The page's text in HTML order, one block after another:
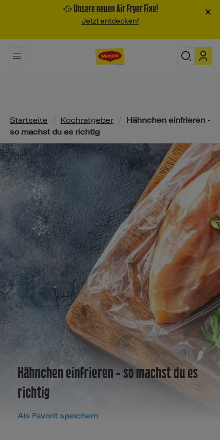
🥘 Unsere neuen Air Fryer Fixe!
Jetzt entdecken!
×
Pfadnavigation
Startseite Kochratgeber
Hähnchen einfrieren -
so machst du es richtig
Hähnchen einfrieren - so machst du es
richtig
Als Favorit speichern